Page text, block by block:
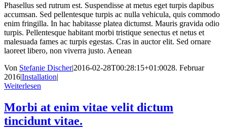
Phasellus sed rutrum est. Suspendisse at metus eget turpis dapibus
accumsan. Sed pellentesque turpis ac nulla vehicula, quis commodo
enim fringilla. In hac habitasse platea dictumst. Mauris gravida odio
turpis. Pellentesque habitant morbi tristique senectus et netus et
malesuada fames ac turpis egestas. Cras in auctor elit. Sed ornare
laoreet libero, non viverra justo. Aenean
Von Stefanie Discher|2016-02-28T00:28:15+01:0028. Februar
2016|Installation|
Weiterlesen
Morbi at enim vitae velit dictum
tincidunt vitae.